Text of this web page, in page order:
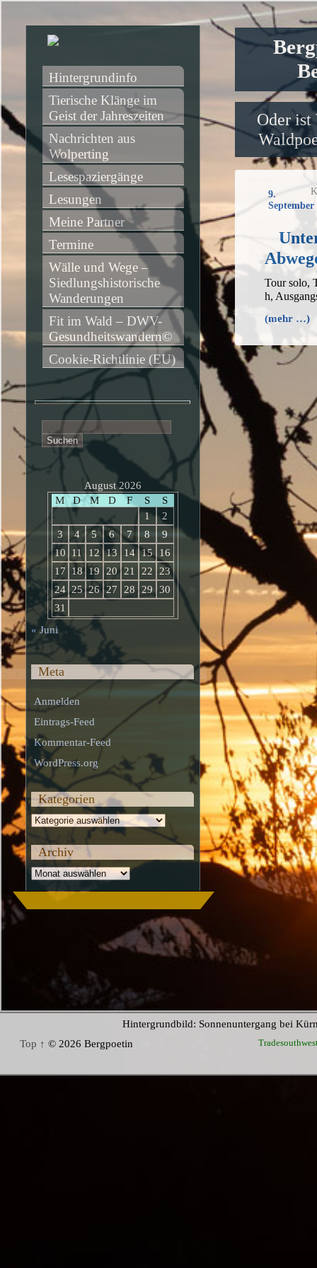
Oder ist
9.
September
Tour solo,
h,
(mehr …)
Hintergrundinfo
Tierische Klänge im
Geist der Jahreszeiten
Nachrichten aus
Wolperting
Lesespaziergänge
Lesungen
Meine Partner
Termine
Wälle und Wege –
Siedlungshistorische
Wanderungen
Fit im Wald – DWV-
Gesundheitswandern©
Cookie-Richtlinie (EU)
nach:
August 2026
M
D M D F S
S
1
2
3
4 5 6 7 8
9
10
11 12 13 14 15
16
17
18 19 20 21 22
23
24 25 26 27 28 29
30
31
« Juni
Meta
Anmelden
Eintrags-Feed
Kommentar-Feed
WordPress.org
Kategorien
Kategorien
Archiv
Archiv
Hintergrundbild: Sonnenuntergang bei
Top ↑ © 2026 Bergpoetin